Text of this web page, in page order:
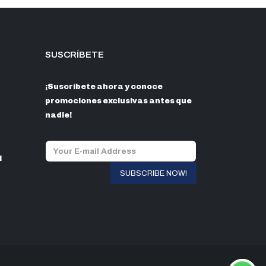
SUSCRÍBETE
¡Suscríbete ahora y conoce
promociones exclusivas antes que
nadie!